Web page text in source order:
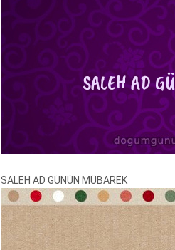
SALEH AD GÜNÜN MÜBAREK